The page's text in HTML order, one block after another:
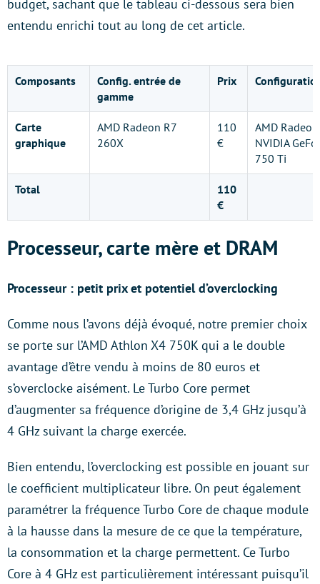
budget, sachant que le tableau ci-dessous sera bien
entendu enrichi tout au long de cet article.
Composants
Config. entrée de
gamme
Prix
Carte
graphique
AMD Radeon R7
260X
110
€
AMD
NVIDIA
750 Ti
Total
110
€
Processeur, carte mère et DRAM
Processeur : petit prix et potentiel d’overclocking
Comme nous l’avons déjà évoqué, notre premier choix
se porte sur l’AMD Athlon X4 750K qui a le double
avantage d’être vendu à moins de 80 euros et
s’overclocke aisément. Le Turbo Core permet
d’augmenter sa fréquence d’origine de 3,4 GHz jusqu’à
4 GHz suivant la charge exercée.
Bien entendu, l’overclocking est possible en jouant sur
le coefficient multiplicateur libre. On peut également
paramétrer la fréquence Turbo Core de chaque module
à la hausse dans la mesure de ce que la température,
la consommation et la charge permettent. Ce Turbo
Core à 4 GHz est particulièrement intéressant puisqu’il